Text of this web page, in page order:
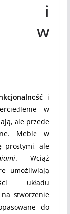
i
w
i
w
ale przede
Meble w
prostymi, ale
. Wciąż
umożliwiają
i układu
stworzenie
do